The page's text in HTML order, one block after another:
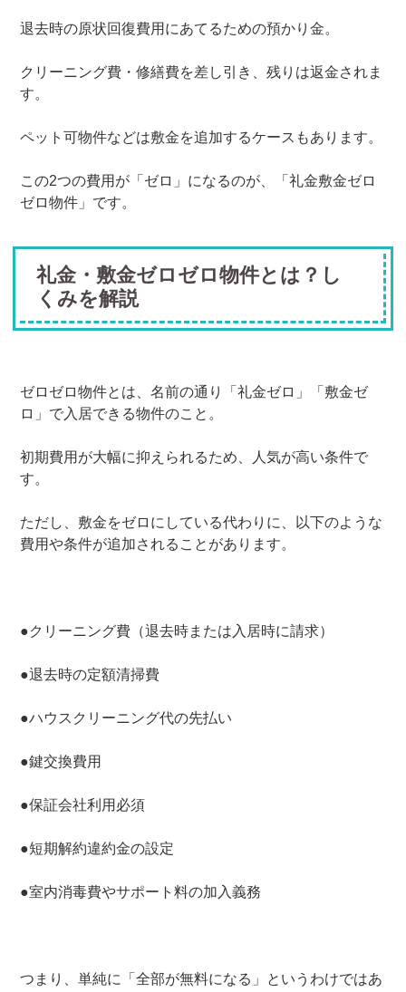
退去時の原状回復費用にあてるための預かり金。
クリーニング費・修繕費を差し引き、残りは返金されま
す。
ペット可物件などは敷金を追加するケースもあります。
この2つの費用が「ゼロ」になるのが、「礼金敷金ゼロ
ゼロ物件」です。
礼金・敷金ゼロゼロ物件とは？し
くみを解説
ゼロゼロ物件とは、名前の通り「礼金ゼロ」「敷金ゼ
ロ」で入居できる物件のこと。
初期費用が大幅に抑えられるため、人気が高い条件で
す。
ただし、敷金をゼロにしている代わりに、以下のような
費用や条件が追加されることがあります。
●クリーニング費（退去時または入居時に請求）
●退去時の定額清掃費
●ハウスクリーニング代の先払い
●鍵交換費用
●保証会社利用必須
●短期解約違約金の設定
●室内消毒費やサポート料の加入義務
つまり、単純に「全部が無料になる」というわけではあ